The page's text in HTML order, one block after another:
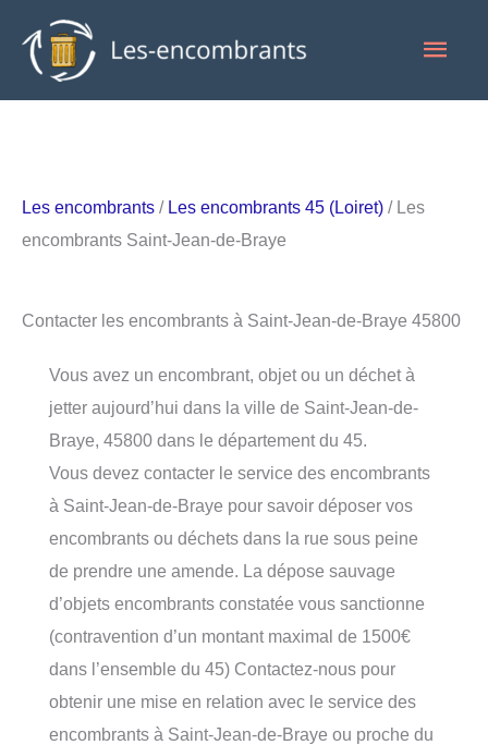
contenu
Les encombrants / Les encombrants 45 (Loiret) / Les
encombrants Saint-Jean-de-Braye
Contacter les encombrants à Saint-Jean-de-Braye 45800
Vous avez un encombrant, objet ou un déchet à
jetter aujourd’hui dans la ville de Saint-Jean-de-
Braye, 45800 dans le département du 45.
Vous devez contacter le service des encombrants
à Saint-Jean-de-Braye pour savoir déposer vos
encombrants ou déchets dans la rue sous peine
de prendre une amende. La dépose sauvage
d’objets encombrants constatée vous sanctionne
(contravention d’un montant maximal de 1500€
dans l’ensemble du 45) Contactez-nous pour
obtenir une mise en relation avec le service des
encombrants à Saint-Jean-de-Braye ou proche du